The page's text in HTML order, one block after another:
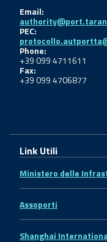
Email:
PEC:
Phone:
+39 099 4711611
Fax:
+39 099 4706877
Link Utili
Ministero delle
Assoporti
Shanghai